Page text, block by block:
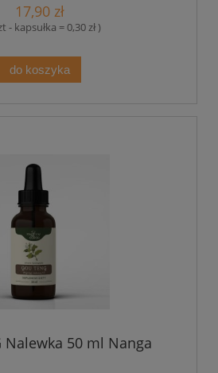
17,90 zł
- kapsułka = 0,30 zł )
do koszyka
Nalewka 50 ml Nanga